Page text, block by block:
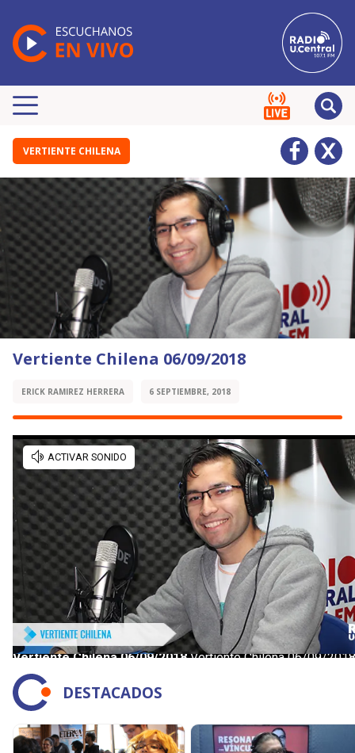
VERTIENTE CHILENA
Vertiente Chilena 06/09/2018
ERICK RAMIREZ HERRERA 6 SEPTIEMBRE, 2018
DESTACADOS